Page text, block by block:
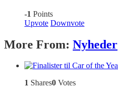
-1 Points
Upvote Downvote
More From: Nyheder
1 Shares0 Votes